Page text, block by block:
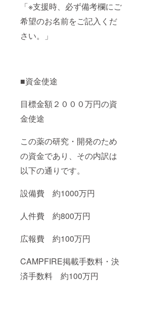
「※支援時、必ず備考欄にご
希望のお名前をご記入くだ
さい。」
■資金使途
目標金額２０００万円の資
金使途
この薬の研究・開発のため
の資金であり、その内訳は
以下の通りです。
設備費 約1000万円
人件費 約800万円
広報費 約100万円
CAMPFIRE掲載手数料・決
済手数料 約100万円